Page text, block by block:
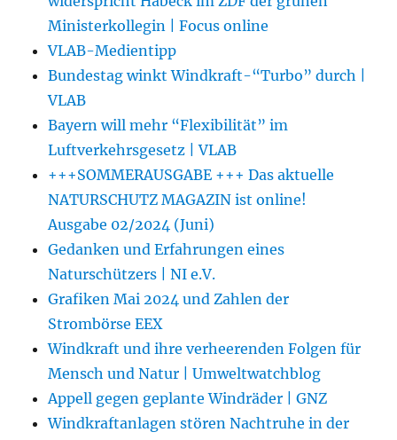
Ministerkollegin | Focus online
VLAB-Medientipp
Bundestag winkt Windkraft-“Turbo” durch |
VLAB
Bayern will mehr “Flexibilität” im
Luftverkehrsgesetz | VLAB
+++SOMMERAUSGABE +++ Das aktuelle
NATURSCHUTZ MAGAZIN ist online!
Ausgabe 02/2024 (Juni)
Gedanken und Erfahrungen eines
Naturschützers | NI e.V.
Grafiken Mai 2024 und Zahlen der
Strombörse EEX
Windkraft und ihre verheerenden Folgen für
Mensch und Natur | Umweltwatchblog
Appell gegen geplante Windräder | GNZ
Windkraftanlagen stören Nachtruhe in der